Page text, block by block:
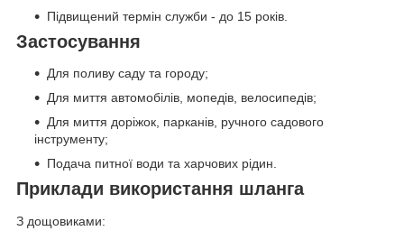
Підвищений термін служби - до 15 років.
Застосування
Для поливу саду та городу;
Для миття автомобілів, мопедів, велосипедів;
Для миття доріжок, парканів, ручного садового
інструменту;
Подача питної води та харчових рідин.
Приклади використання шланга
З дощовиками: